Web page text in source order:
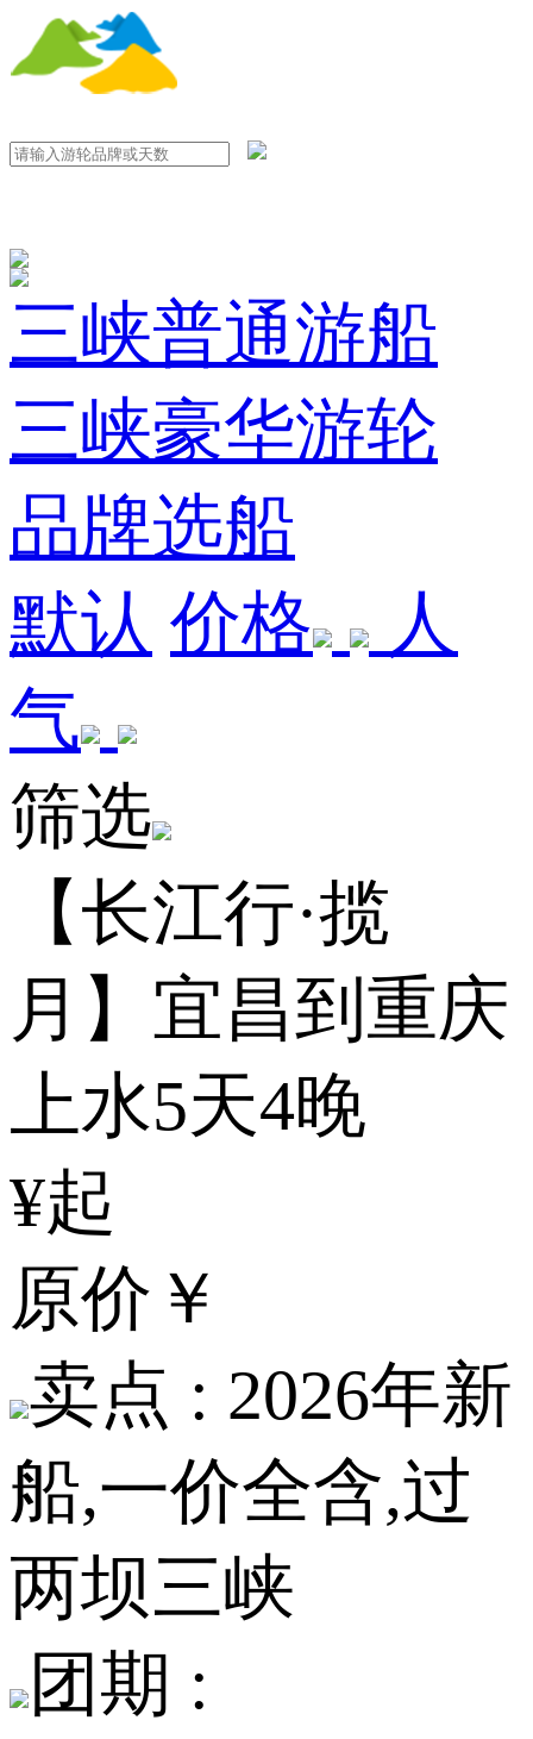
三峡普通游船
三峡豪华游轮
品牌选船
默认 价格
人
气
筛选
【长江行·揽
月】宜昌到重庆
上水5天4晚
¥起
原价 ￥
卖点 : 2026年新
船,一价全含,过
两坝三峡
团期 :